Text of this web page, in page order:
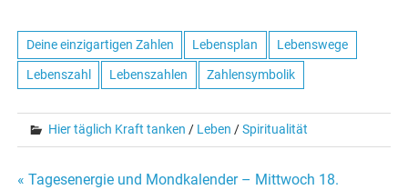
Deine einzigartigen Zahlen Lebensplan Lebenswege
Lebenszahl Lebenszahlen Zahlensymbolik
Hier täglich Kraft tanken / Leben /Spiritualität
« Tagesenergie und Mondkalender – Mittwoch 18.